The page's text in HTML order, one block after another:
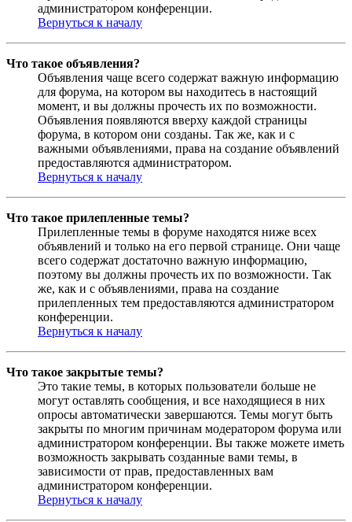
администратором конференции.
Вернуться к началу
Что такое объявления?
Объявления чаще всего содержат важную информацию
для форума, на котором вы находитесь в настоящий
момент, и вы должны прочесть их по возможности.
Объявления появляются вверху каждой страницы
форума, в котором они созданы. Так же, как и с
важными объявлениями, права на создание объявлений
предоставляются администратором.
Вернуться к началу
Что такое прилепленные темы?
Прилепленные темы в форуме находятся ниже всех
объявлений и только на его первой странице. Они чаще
всего содержат достаточно важную информацию,
поэтому вы должны прочесть их по возможности. Так
же, как и с объявлениями, права на создание
прилепленных тем предоставляются администратором
конференции.
Вернуться к началу
Что такое закрытые темы?
Это такие темы, в которых пользователи больше не
могут оставлять сообщения, и все находящиеся в них
опросы автоматически завершаются. Темы могут быть
закрыты по многим причинам модератором форума или
администратором конференции. Вы также можете иметь
возможность закрывать созданные вами темы, в
зависимости от прав, предоставленных вам
администратором конференции.
Вернуться к началу